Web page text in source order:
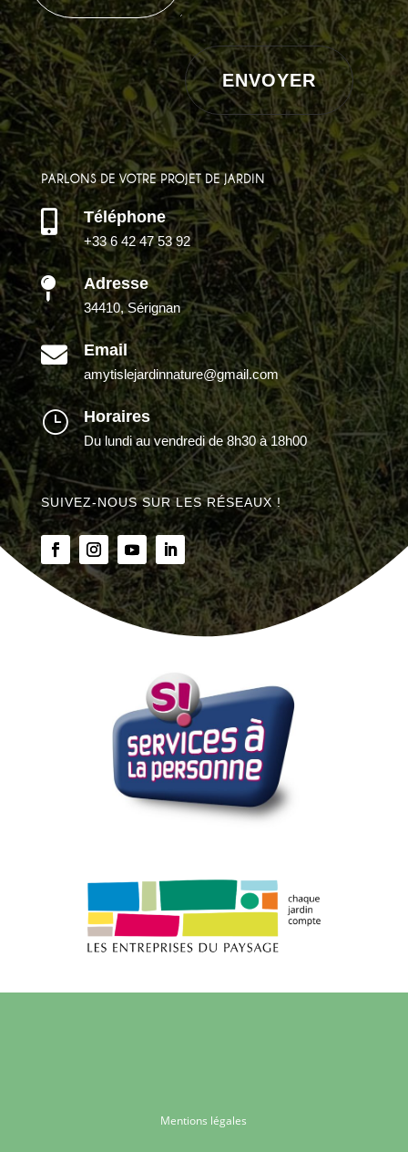
ENVOYER
PARLONS DE VOTRE PROJET DE JARDIN
 Téléphone
+33 6 42 47 53 92
 Adresse
34410, Sérignan
 Email
amytislejardinnature@gmail.com
} Horaires
Du lundi au vendredi de 8h30 à 18h00
SUIVEZ-NOUS SUR LES RÉSEAUX !
Mentions légales